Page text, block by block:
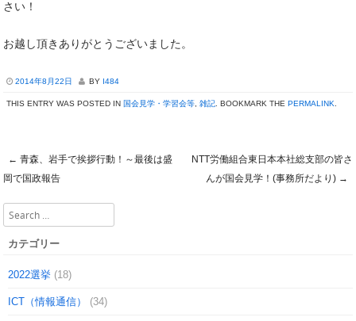
さい！
お越し頂きありがとうございました。
2014年8月22日 BY I484
THIS ENTRY WAS POSTED IN 国会見学・学習会等 雑記 . BOOKMARK THE PERMALINK
Post navigation
← 青森、岩手で挨拶行動！～最後は盛
岡で国政報告
NTT労働組合東日本本社総支部の皆さ
んが国会見学！(事務所だより) →
Search
カテゴリー
2022選挙 (18)
ICT（情報通信） (34)